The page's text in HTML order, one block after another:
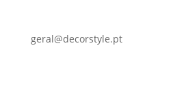
geral@decorstyle.pt